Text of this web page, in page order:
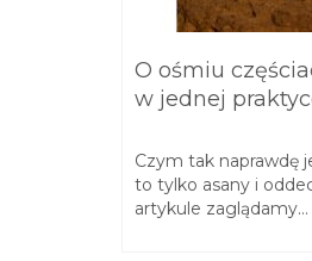
O ośmiu
w jednej
Czym tak naprawdę
to tylko asany i
artykule zaglądamy...